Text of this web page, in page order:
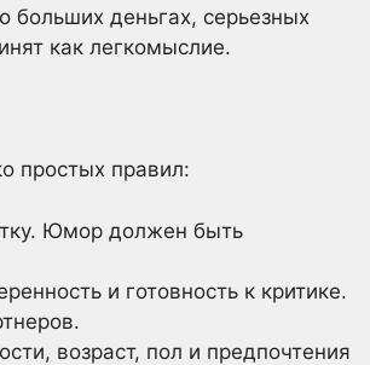
больших деньгах, серьезных
как легкомыслие.
простых правил:
Юмор должен быть
и готовность к критике.
возраст, пол и предпочтения